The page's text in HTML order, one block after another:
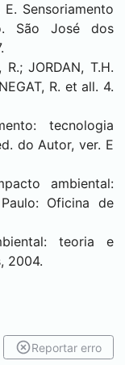
E. Sensoriamento
São José dos
R.; JORDAN, T.H.
R. et all. 4.
tecnologia
do Autor, ver. E
ambiental:
Oficina de
teoria e
2004.
Reportar erro